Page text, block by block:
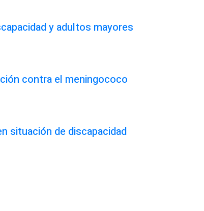
y adultos mayores
contra el meningococo
situación de discapacidad